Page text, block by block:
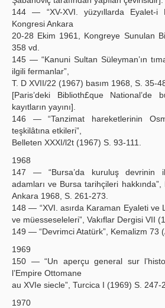
144 — “XV-XVI. yüzyıllarda Eyalet-i
Kongresi Ankara
20-28 Ekim 1961, Kongreye Sunulan
358 vd.
145 — “Kanuni Sultan Süleyman’ın
ilgili fermanlar”,
T. D XVII/22 (1967) basım 1968, S. 35-
[Paris’deki Biblioth£que National’de
kayıtların yayını].
146 — “Tanzimat hareketlerinin
teşkilâtına etkileri”,
Belleten XXXI/l2t (1967) S. 93-111.
1968
147 — “Bursa’da kuruluş devrinin
adamları ve Bursa tarihçileri hakkında”,
Ankara 1968, S. 261-273.
148 — “XVI. asırda Karaman Eyaleti ve
ve müesseseleleri”, Vakıflar Dergisi VII
149 — “Devrimci Atatürk”, Kemalizm 73
1969
150 — “Un aperçu general sur
l’Empire Ottomane
au XVIe siecle”, Turcica I (1969) S. 247-
1970